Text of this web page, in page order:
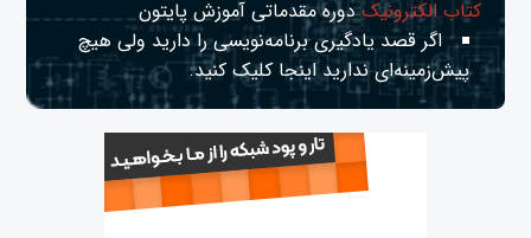
کتاب الکترونیکدوره مقدماتی آموزش پایتون
اگر قصد یادگیری برنامه‌نویسی را دارید ولی هیچ
پیش‌زمینه‌ای نداریداینجا کلیک کنید.